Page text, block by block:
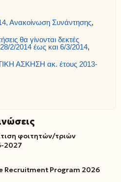
Ανακοίνωση Συνάντησης,
θα γίνονται δεκτές
2/2014 έως και 6/3/2014,
ΑΣΚΗΣΗ ακ. έτους 2013-
φοιτητών/τριών
2027
Recruitment Program 2026